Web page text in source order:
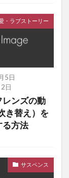
・ラブストーリー
5日
日
レンズの動
き替え）を
る方法
サスペンス